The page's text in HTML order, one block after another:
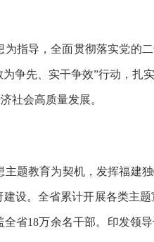
导，全面贯彻落实党的
争先、实干争效”行动，扎
社会高质量发展。
题教育为契机，发挥福建
设。全省累计开展各类主
省18万余名干部。印发领